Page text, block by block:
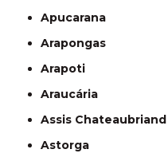
Apucarana
Arapongas
Arapoti
Araucária
Assis Chateaubriand
Astorga